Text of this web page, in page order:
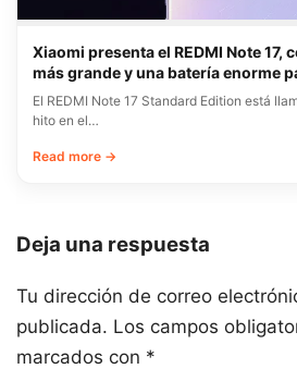
Xiaomi presenta el REDMI Note 17,
más grande y una batería enorme
El REDMI Note 17 Standard Edition está
hito en el…
Read more →
Deja una respuesta
Tu dirección de correo
publicada. Los campos
marcados con *